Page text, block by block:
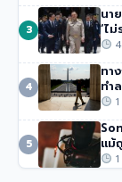
3
นา
‘ไ
4
ทา
ทำ
5
แม้